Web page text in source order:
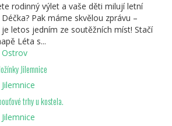
rodinný výlet a vaše děti milují letní
Pak máme skvělou zprávu –
letos jedním ze soutěžních míst! Stačí
Léta s...
Ostrov
Jilemnice
Jilemnice
trhy u kostela.
Jilemnice